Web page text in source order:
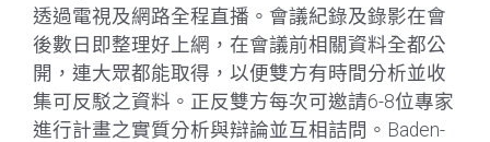
透過電視及網路全程直播。會議紀錄及錄影在會
後數日即整理好上網，在會議前相關資料全都公
開，連大眾都能取得，以便雙方有時間分析並收
集可反駁之資料。正反雙方每次可邀請6-8位專家
進行計畫之實質分析與辯論並互相詰問。Baden-